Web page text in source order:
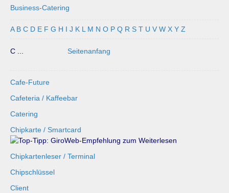
Business-Catering
A B C D E F G H I J K L M N O P Q R S T U V W X Y Z
C ... Seitenanfang
Cafe-Future
Cafeteria / Kaffeebar
Catering
Chipkarte / Smartcard
Chipkartenleser / Terminal
Chipschlüssel
Client